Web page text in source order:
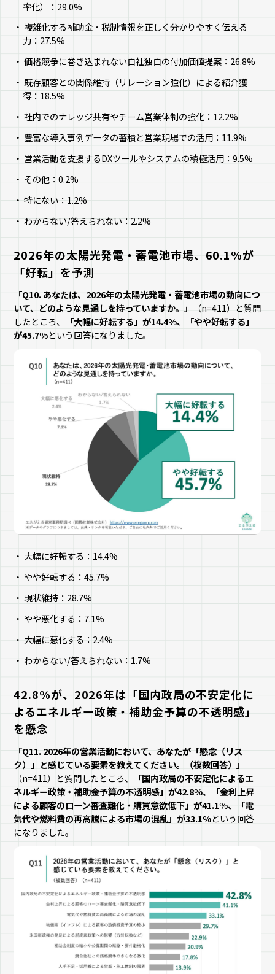
率化）：29.0%
複雑化する補助金・税制情報を正しく分かりやすく伝える
力：27.5%
価格競争に巻き込まれない自社独自の付加価値提案：26.8%
既存顧客との関係維持（リレーション強化）による紹介獲
得：18.5%
社内でのナレッジ共有やチーム営業体制の強化：12.2%
豊富な導入事例データの蓄積と営業現場での活用：11.9%
営業活動を支援するDXツールやシステムの積極活用：9.5%
その他：0.2%
特にない：1.2%
わからない/答えられない：2.2%
2026年の太陽光発電・蓄電池市場、60.1%が
「好転」を予測
「Q10. あなたは、2026年の太陽光発電・蓄電池市場の動向につ
いて、どのような見通しを持っていますか。」
（n=411）と質問
したところ、
「大幅に好転する」が14.4%、「やや好転する」
が45.7%という回答になりました。
大幅に好転する：14.4%
やや好転する：45.7%
現状維持：28.7%
やや悪化する：7.1%
大幅に悪化する：2.4%
わからない/答えられない：1.7%
42.8%が、2026年は「国内政局の不安定化に
よるエネルギー政策・補助金予算の不透明感」
を懸念
「Q11. 2026年の営業活動において、あなたが「懸念（リス
ク）」と感じている要素を教えてください。（複数回答）」
（n=411）と質問したところ、
「国内政局の不安定化によるエ
ネルギー政策・補助金予算の不透明感」が42.8%、「金利上昇
による顧客のローン審査難化・購買意欲低下」が41.1%、「電
気代や燃料費の再高騰による市場の混乱」が33.1%という回答
になりました。